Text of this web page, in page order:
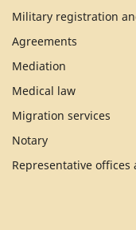
Military registration
Agreements
Mediation
Medical law
Migration services
Notary
Representative offices